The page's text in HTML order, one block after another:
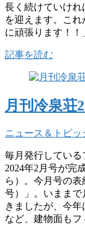
長く続けていけれ
を迎えます。こ
に頑張ります！！
記事を読む
月刊冷泉荘
ニュース＆トピッ
毎月発行してい
2024年2月号が完
ら）。今月号の
号）」。いままで
きましたが、今
など、建物面もフ